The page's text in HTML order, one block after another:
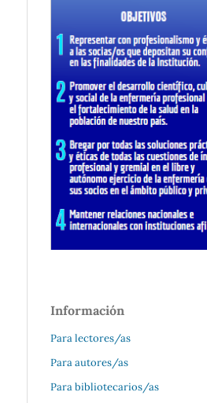
Información
Para lectores/as
Para autores/as
Para bibliotecarios/as